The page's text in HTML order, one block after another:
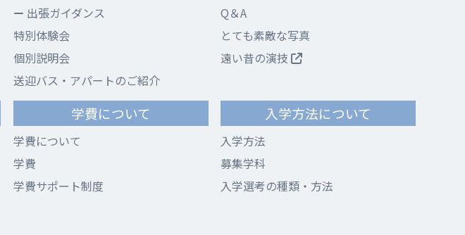
出張ガイダンス
特別体験会
個別説明会
送迎バス・アパートのご紹介
Q＆A
とても素敵な写真
遠い昔の演技
学費について
学費について
学費
学費サポート制度
入学方法について
入学方法
募集学科
入学選考の種類・方法